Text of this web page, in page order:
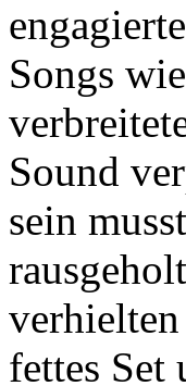
Songs
Sound
sein
fettes Set